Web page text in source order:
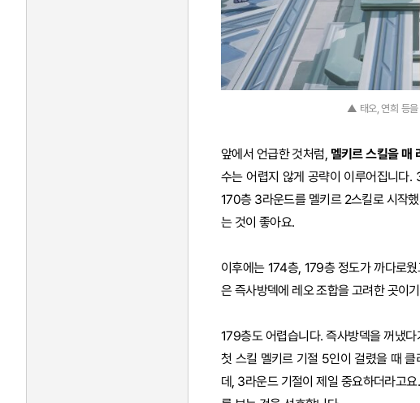
▲ 태오, 연희 등을
앞에서 언급한 것처럼, 멜키르 스킬을 매
수는 어렵지 않게 공략이 이루어집니다
170층 3라운드를 멜키르 2스킬로 시작
는 것이 좋아요.
이후에는 174층, 179층 정도가 까다로
은 즉사방덱에 레오 조합을 고려한 곳이
179층도 어렵습니다. 즉사방덱을 꺼냈
첫 스킬 멜키르 기절 5인이 걸렸을 때
데, 3라운드 기절이 제일 중요하더라고